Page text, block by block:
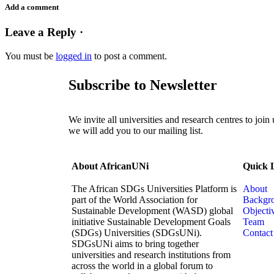
Add a comment
Leave a Reply ·
You must be logged in to post a comment.
Subscribe to Newsletter
We invite all universities and research centres to join
we will add you to our mailing list.
About AfricanUNi
The African SDGs Universities Platform is
part of the World Association for
Sustainable Development (WASD) global
initiative Sustainable Development Goals
(SDGs) Universities (SDGsUNi).
SDGsUNi aims to bring together
universities and research institutions from
across the world in a global forum to
Quick
About
Team